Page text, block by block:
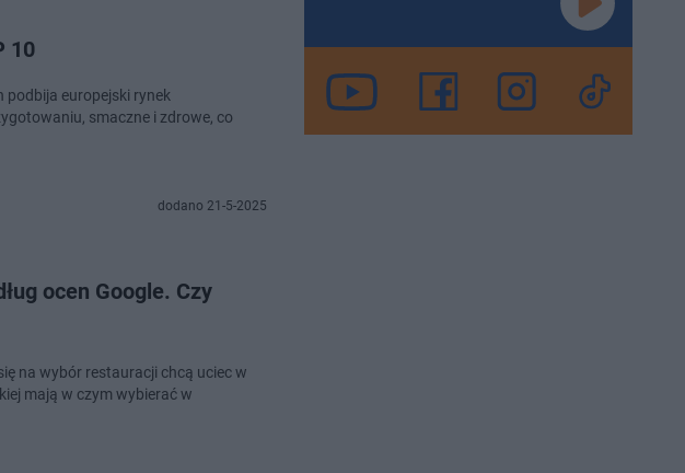
10
podbija europejski rynek
smaczne i zdrowe, co
dodano 21-5-2025
ocen Google. Czy
na wybór restauracji chcą uciec w
mają w czym wybierać w